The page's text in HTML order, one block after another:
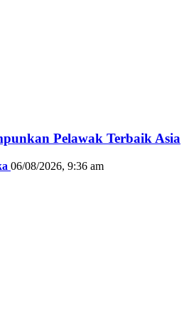
Pelawak Terbaik Asia
06/08/2026, 9:36 am